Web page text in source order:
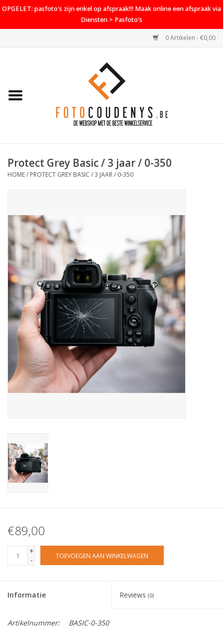
OPGELET: pasfoto's zijn enkel op afspraak!!! Maak online een afspraak via
Diensten > Pasfoto's
0 Artikelen - €0,00
Home
PROMO
Contact
Protect Grey Basic / 3 jaar / 0-350
HOME/ PROTECT GREY BASIC / 3 JAAR / 0-350
€89,00
+
-
TOEVOEGEN AAN WINKELWAGEN
Informatie Reviews (0)
Artikelnummer:
BASIC-0-350